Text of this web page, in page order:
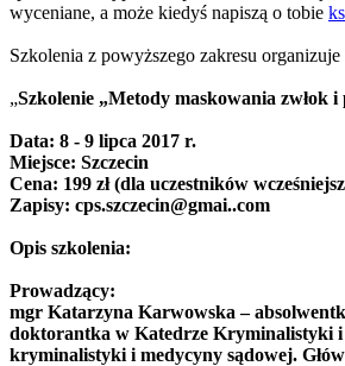
wyceniane, a może kiedyś napiszą o tobie
Szkolenia z powyższego zakresu
„Szkolenie „Metody maskowania zwłok
Data: 8 - 9 lipca 2017 r.
Miejsce: Szczecin
Cena: 199 zł (dla uczestników
Zapisy: cps.szczecin@gmai..com
Opis szkolenia:
Prowadzący:
mgr Katarzyna Karwowska –
doktorantka w Katedrze Kryminalistyki i
kryminalistyki i medycyny sądowej.